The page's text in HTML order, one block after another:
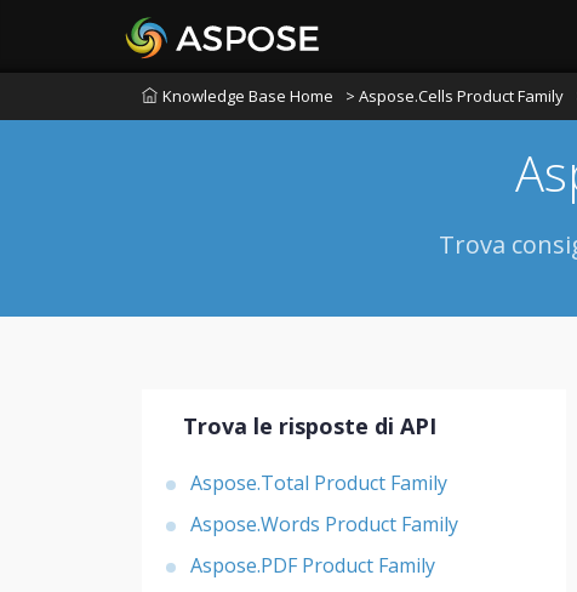
Knowledge Base Home > Aspose.Cells Product Family
Trova
Trova le risposte di API
Aspose.Total Product Family
Aspose.Words Product Family
Aspose.PDF Product Family